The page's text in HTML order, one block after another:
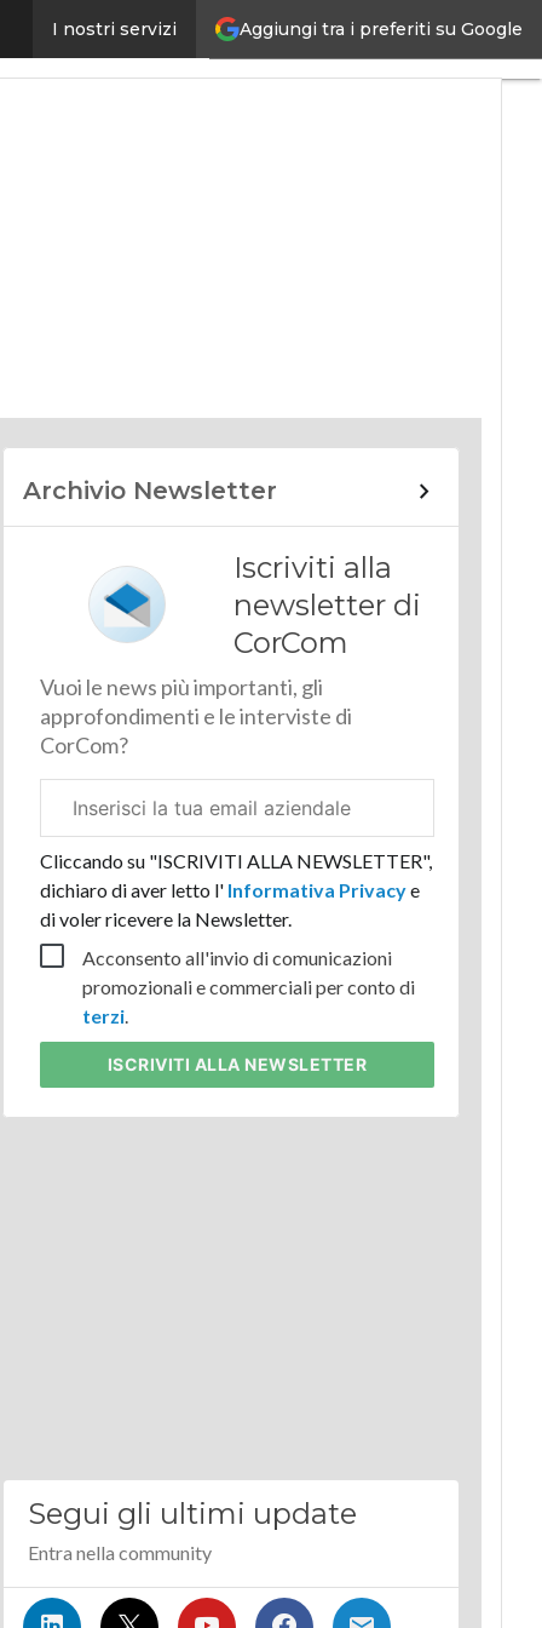
Aggiungi tra i preferiti su Google
I nostri servizi
Archivio Newsletter
Iscriviti alla
newsletter di
CorCom
Vuoi le news più importanti, gli
approfondimenti e le interviste di
CorCom?
aziendale
Cliccando su "ISCRIVITI ALLA NEWSLETTER",
dichiaro di aver letto l'Informativa Privacye
di voler ricevere la Newsletter.
Acconsento all'invio di comunicazioni
promozionali e commerciali per conto di
terzi.
ISCRIVITI ALLA NEWSLETTER
Segui gli ultimi update
Entra nella community